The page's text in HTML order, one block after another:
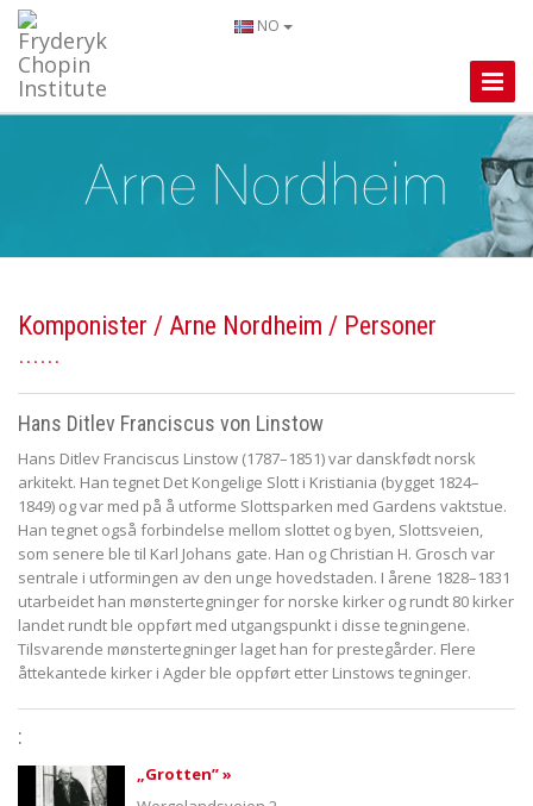
NO
Toggle
Komponister / Arne Nordheim / Personer
Hans Ditlev Franciscus von Linstow
Hans Ditlev Franciscus Linstow (1787–1851) var danskfødt norsk
arkitekt. Han tegnet Det Kongelige Slott i Kristiania (bygget 1824–
1849) og var med på å utforme Slottsparken med Gardens vaktstue.
Han tegnet også forbindelse mellom slottet og byen, Slottsveien,
som senere ble til Karl Johans gate. Han og Christian H. Grosch var
sentrale i utformingen av den unge hovedstaden. I årene 1828–1831
utarbeidet han mønstertegninger for norske kirker og rundt 80 kirker
landet rundt ble oppført med utgangspunkt i disse tegningene.
Tilsvarende mønstertegninger laget han for prestegårder. Flere
åttekantede kirker i Agder ble oppført etter Linstows tegninger.
:
„Grotten” »